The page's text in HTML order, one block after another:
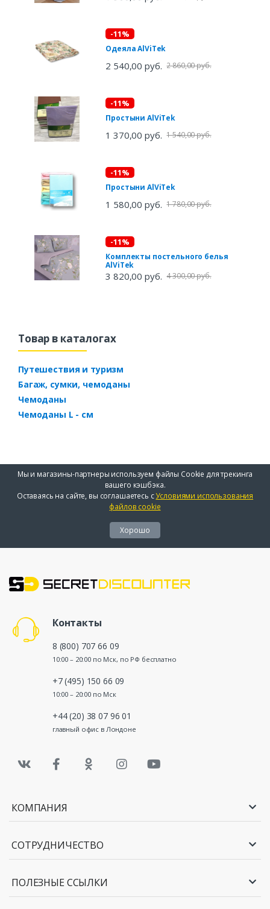
-11%
Одеяла AlViTek
2 540,00 руб. 2 860,00 руб.
-11%
Простыни AlViTek
1 370,00 руб. 1 540,00 руб.
-11%
Простыни AlViTek
1 580,00 руб. 1 780,00 руб.
-11%
Комплекты постельного белья
AlViTek
3 820,00 руб. 4 300,00 руб.
Товар в каталогах
Путешествия и туризм
Багаж, сумки, чемоданы
Чемоданы
Чемоданы L - см
Мы и магазины-партнеры используем файлы Cookie для трекинга
вашего кэшбэка.
Оставаясь на сайте, вы соглашаетесь сУсловиями использования
файлов cookie
Хорошо
Контакты
8 (800) 707 66 09
10:00 – 20:00 по Мск, по РФ бесплатно
+7 (495) 150 66 09
10:00 – 20:00 по Мск
+44 (20) 38 07 96 01
главный офис в Лондоне
КОМПАНИЯ
СОТРУДНИЧЕСТВО
ПОЛЕЗНЫЕ ССЫЛКИ